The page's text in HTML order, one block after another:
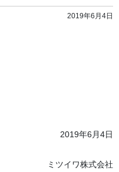
2019年6月4日
2019年6月4日
ミツイワ株式会社